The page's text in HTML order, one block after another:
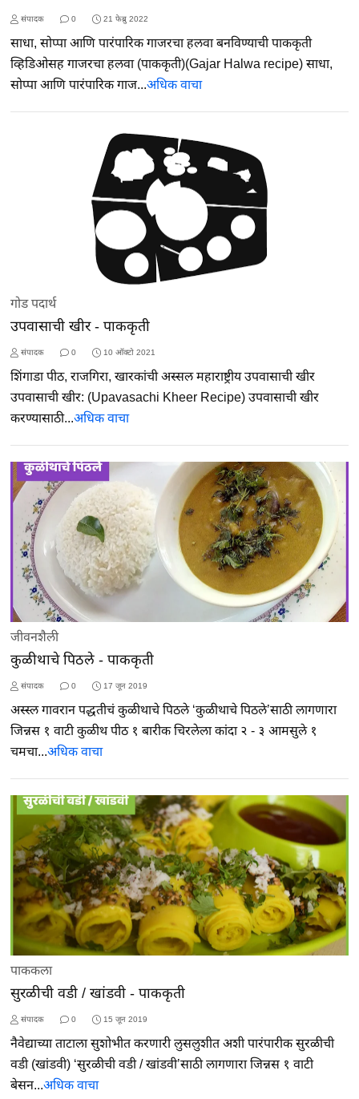
संपादक 0 21 फेब्रु 2022
साधा, सोप्पा आणि पारंपारिक गाजरचा हलवा बनविण्याची पाककृती
व्हिडिओसह गाजरचा हलवा (पाककृती)(Gajar Halwa recipe) साधा,
सोप्पा आणि पारंपारिक गाज...अधिक वाचा
गोड पदार्थ
उपवासाची खीर - पाककृती
संपादक 0 10 ऑक्टो 2021
शिंगाडा पीठ, राजगिरा, खारकांची अस्सल महाराष्ट्रीय उपवासाची खीर
उपवासाची खीर: (Upavasachi Kheer Recipe) उपवासाची खीर
करण्यासाठी...अधिक वाचा
जीवनशैली
कुळीथाचे पिठले - पाककृती
संपादक 0 17 जून 2019
अस्स्ल गावरान पद्धतीचं कुळीथाचे पिठले ‘कुळीथाचे पिठले’साठी लागणारा
जिन्नस १ वाटी कुळीथ पीठ १ बारीक चिरलेला कांदा २ - ३ आमसुले १
चमचा...अधिक वाचा
पाककला
सुरळीची वडी / खांडवी - पाककृती
संपादक 0 15 जून 2019
नैवेद्याच्या ताटाला सुशोभीत करणारी लुसलुशीत अशी पारंपारीक सुरळीची
वडी (खांडवी) ‘सुरळीची वडी / खांडवी’साठी लागणारा जिन्नस १ वाटी
बेसन...अधिक वाचा